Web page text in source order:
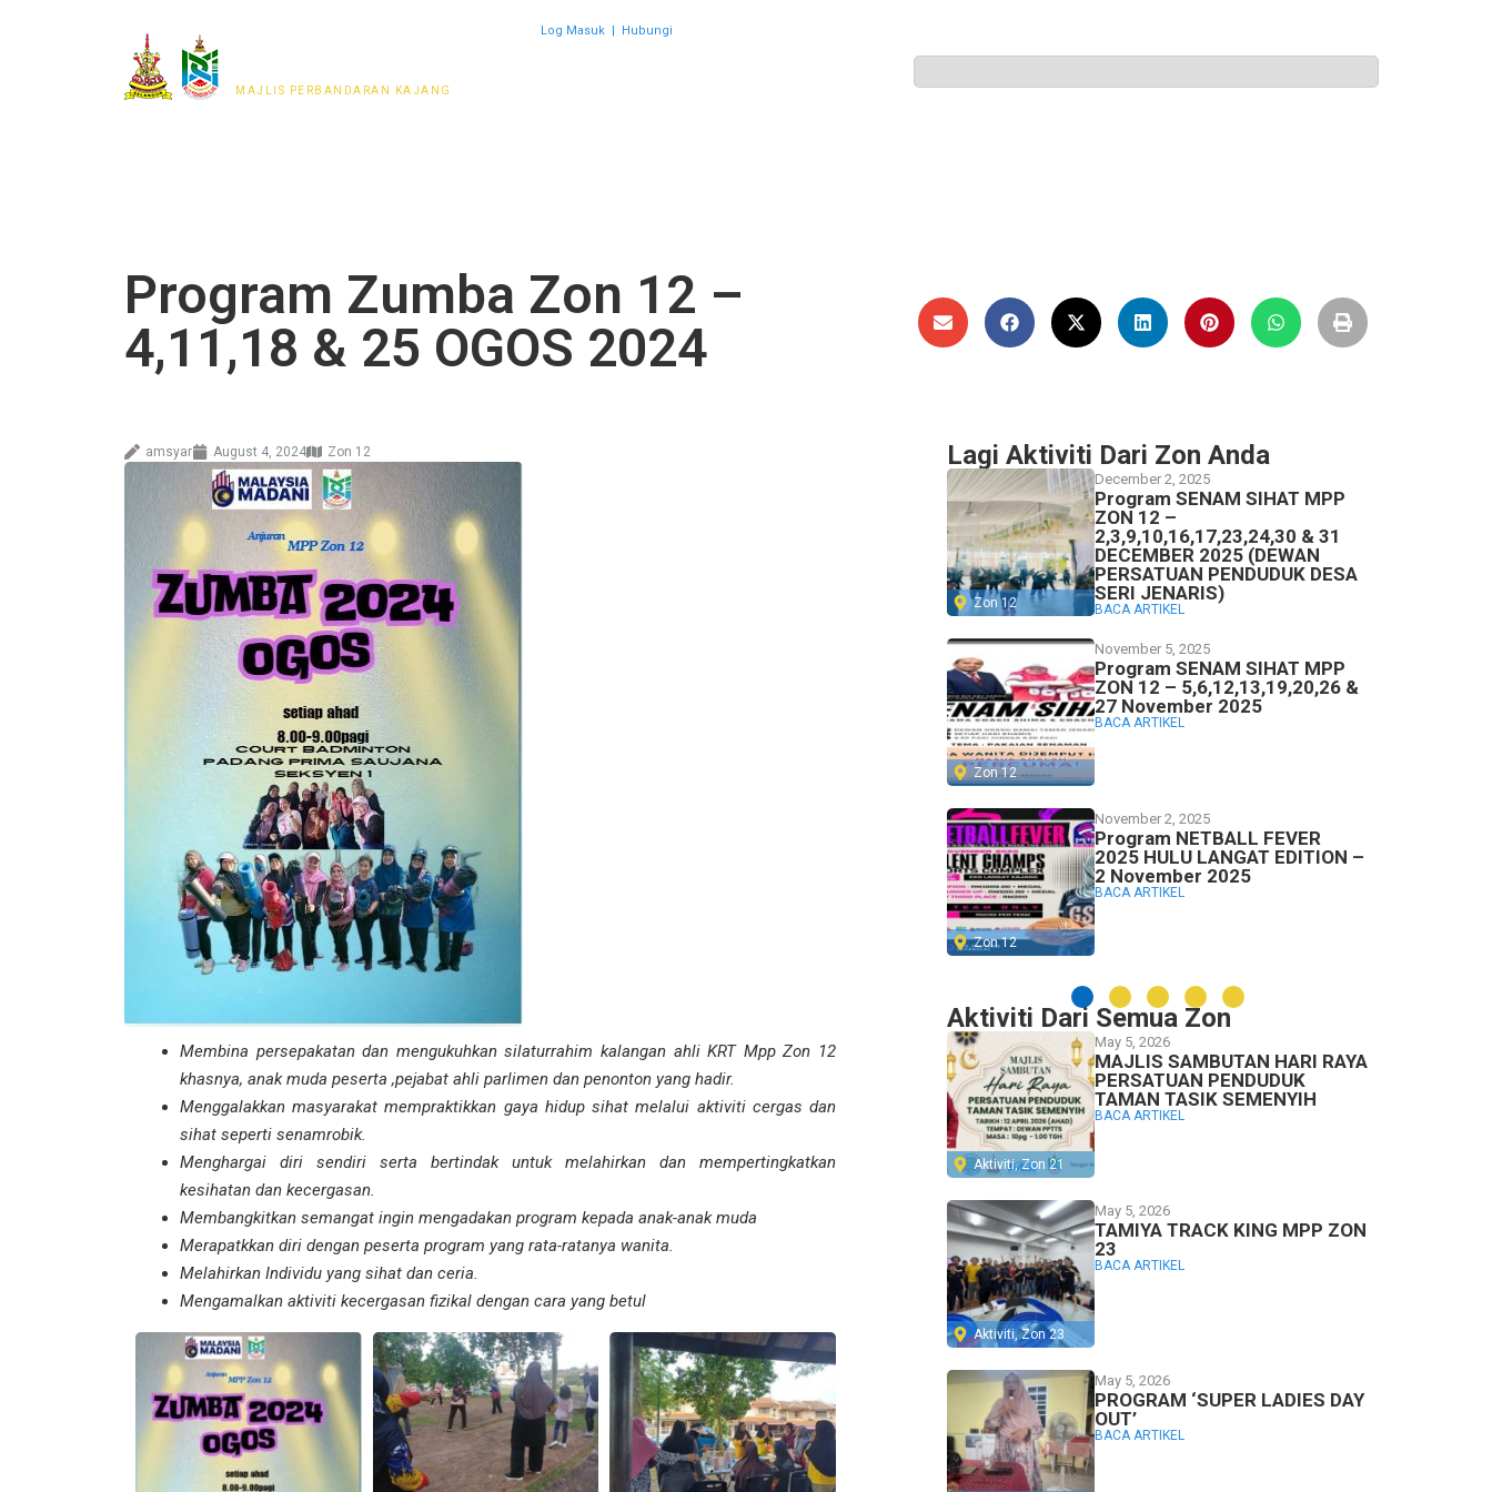
MAJLIS PERBANDARAN KAJANG
Log Masuk| Hubungi
Program Zumba Zon 12 –
4,11,18 & 25 OGOS 2024
amsyar August 4, 2024 Zon 12
Membina persepakatan dan mengukuhkan silaturrahim kalangan ahli KRT Mpp Zon 12
khasnya, anak muda peserta ,pejabat ahli parlimen dan penonton yang hadir.
Menggalakkan masyarakat mempraktikkan gaya hidup sihat melalui aktiviti cergas dan
sihat seperti senamrobik.
Menghargai diri sendiri serta bertindak untuk melahirkan dan mempertingkatkan
kesihatan dan kecergasan.
Membangkitkan semangat ingin mengadakan program kepada anak-anak muda
Merapatkkan diri dengan peserta program yang rata-ratanya wanita.
Melahirkan Individu yang sihat dan ceria.
Mengamalkan aktiviti kecergasan fizikal dengan cara yang betul
Lagi Aktiviti Dari Zon Anda
Zon 12
December 2, 2025
Program SENAM SIHAT MPP
ZON 12 –
2,3,9,10,16,17,23,24,30 & 31
DECEMBER 2025 (DEWAN
PERSATUAN PENDUDUK DESA
SERI JENARIS)
BACA ARTIKEL
Zon 12
November 5, 2025
Program SENAM SIHAT MPP
ZON 12 – 5,6,12,13,19,20,26 &
27 November 2025
BACA ARTIKEL
Zon 12
November 2, 2025
Program NETBALL FEVER
2025 HULU LANGAT EDITION –
2 November 2025
BACA ARTIKEL
Aktiviti Dari Semua Zon
Aktiviti,Zon 21
May 5, 2026
MAJLIS SAMBUTAN HARI RAYA
PERSATUAN PENDUDUK
TAMAN TASIK SEMENYIH
BACA ARTIKEL
Aktiviti,Zon 23
May 5, 2026
TAMIYA TRACK KING MPP ZON
23
BACA ARTIKEL
May 5, 2026
PROGRAM ‘SUPER LADIES DAY
OUT’
BACA ARTIKEL